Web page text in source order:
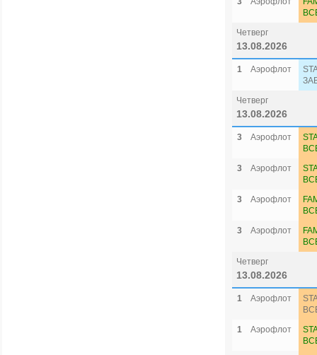
Четверг
13.08.2026
1 Аэрофлот
Четверг
13.08.2026
3 Аэрофлот
3
Аэрофлот
3
Аэрофлот
3
Аэрофлот
Четверг
13.08.2026
1 Аэрофлот
1
Аэрофлот